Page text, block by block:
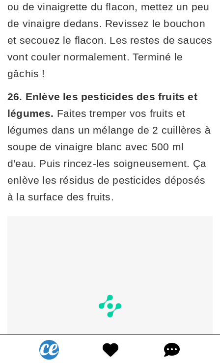
ou de vinaigrette du flacon, mettez un peu
de vinaigre dedans. Revissez le bouchon
et secouez le flacon. Les restes de sauces
vont couler normalement. Terminé le
gâchis !
26. Enlève les pesticides des fruits et
légumes. Faites tremper vos fruits et
légumes dans un mélange de 2 cuillères à
soupe de vinaigre blanc avec 500 ml
d'eau. Puis rincez-les soigneusement. Ça
enlève les résidus de pesticides déposés
à la surface des fruits.